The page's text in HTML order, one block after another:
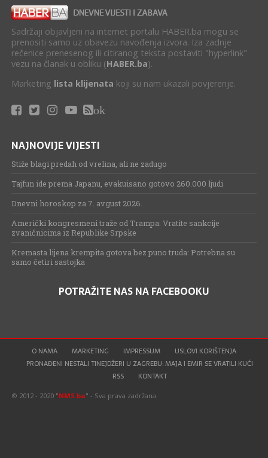
Sadržaji objavljeni na internet portalu HABER.ba mogu se
prenositi samo uz obavezu navođenja izvora. Iza zadnje
rečenice prenesenog ili citiranog teksta postaviti "hyperlink"
vezu na članak u obliku (HABER.ba).
Marketing lista klijenata koji su nam ukazali povjerenje.
ok
NAJNOVIJE VIJESTI
Stiže blagi predah od vrelina, ali ne zadugo
Tajfun ide prema Japanu, evakuisano gotovo 260.000 ljudi
Dnevni horoskop za 7. avgust 2026.
Američki kongresmeni traže od Trampa: Vratite sankcije
zvaničnicima iz Republike Srpske
Kremasta lijena krempita gotova bez puno truda: Potrebna su
samo četiri sastojka
POTRAŽITE NAS NA FACEBOOKU
O NAMA MARKETING IMPRESSUM
USLOVI KORIŠTENJA
PRONAĐENI NESTALI TINEJDŽERI U ZAGREBU: MAJA I EMIR SE VRATILI KUĆI
RSS
KONTAKT
© 2012 - 2020 "NMS.ba" - Sva prava zadržana.